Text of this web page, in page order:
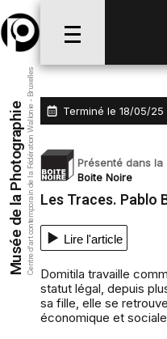
Musée de la PhotographieCentre d’art contemporain de la Fédération Wallonie - Bruxelles Terminé le 18/05/25
Présenté dans la
Boite Noire
Les Traces. Pablo
Lire l'article
Domitila travaille
statut légal, depuis
sa fille, elle se
économique et